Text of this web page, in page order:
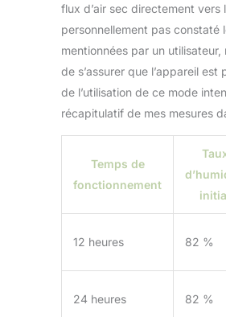
flux d’air sec directement vers
personnellement pas constaté
mentionnées par un
de s’assurer que l’appareil
de l’utilisation de ce mode
récapitulatif de mes mesures
Temps de
fonctionnement
12 heures 82 %
24 heures 82 %